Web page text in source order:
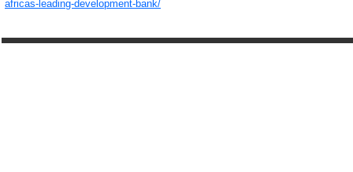
africas-leading-development-bank/